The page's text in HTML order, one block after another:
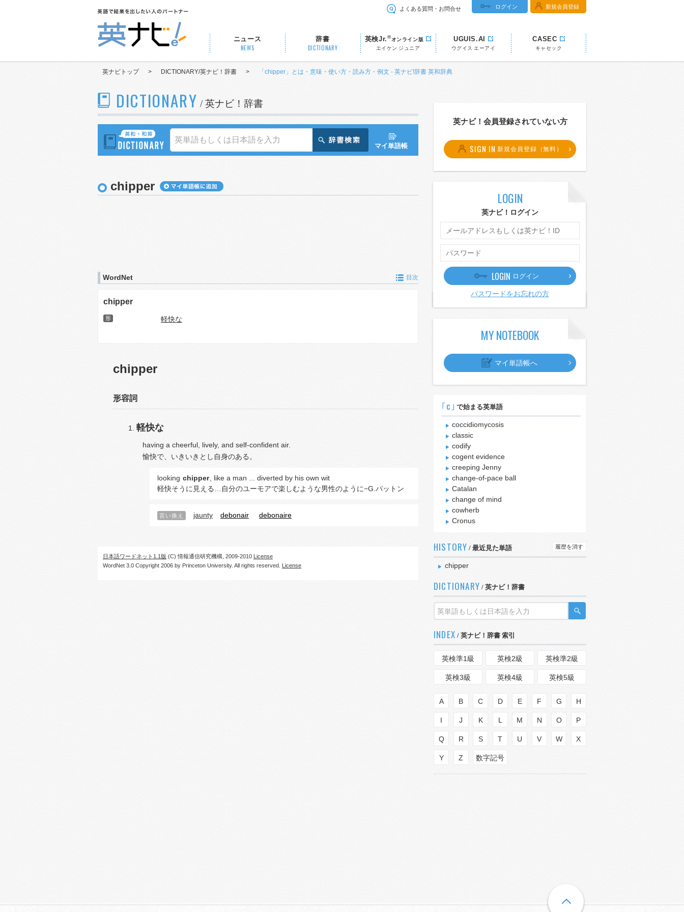
よくある質問・お問合せ ログイン 新規会員登録
ニュース
NEWS
辞書
DICTIONARY
英検Jr.®オンライン版
エイケン ジュニア
UGUIS.AI
ウグイス エーアイ
CASEC
キャセック
英ナビトップ > DICTIONARY/英ナビ！辞書 > 「chipper」とは・意味・使い方・読み方・例文 - 英ナビ!辞書 英和辞典
DICTIONARY / 英ナビ！辞書
マイ単語帳
chipper
WordNet 目次
chipper
形 軽快な
chipper
形容詞
軽快な
having a cheerful, lively, and self-confident air.
愉快で、いきいきとし自身のある。
looking chipper , like a man ... diverted by his own wit
軽快そうに見える…自分のユーモアで楽しむような男性のように−G.パットン
言い換え jaunty debonair debonaire
日本語ワードネット1.1版 (C) 情報通信研究機構, 2009-2010 License
WordNet 3.0 Copyright 2006 by Princeton University. All rights reserved. License
英ナビ！会員登録されていない方
SIGN IN 新規会員登録（無料）
LOGIN
英ナビ！ログイン
LOGIN ログイン
パスワードをお忘れの方
MY NOTEBOOK
マイ単語帳へ
｢c｣ で始まる英単語
coccidiomycosis
classic
codify
cogent evidence
creeping Jenny
change-of-pace ball
Catalan
change of mind
cowherb
Cronus
HISTORY / 最近見た単語 履歴を消す
chipper
DICTIONARY / 英ナビ！辞書
INDEX / 英ナビ！辞書 索引
英検準1級 英検2級 英検準2級
英検3級 英検4級 英検5級
A B C D E F G H
I J K L M N O P
Q R S T U V W X
Y Z 数字記号